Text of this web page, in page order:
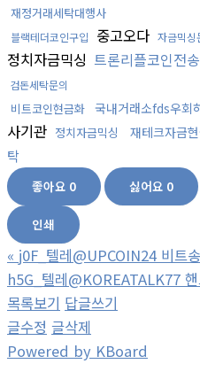
재정거래세탁대행사
블랙테더코인구입 중고오다 자금믹싱
정치자금믹싱 트론리플코인전송
검돈세탁문의
비트코인현금화 국내거래소fds우회
사기관 정치자금믹싱 재테크자금
탁
좋아요 0 싫어요 0
인쇄
« j0F_텔레@UPCOIN24 비트
h5G_텔레@KOREATALK77
목록보기 답글쓰기
글수정 글삭제
Powered by KBoard